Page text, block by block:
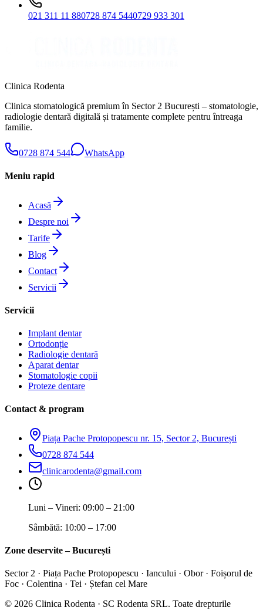
021 311 11 880728 874 5440729 933 301
Clinica Rodenta
Clinica stomatologică premium în Sector 2 București – stomatologie,
radiologie dentară digitală și tratamente complete pentru întreaga
familie.
0728 874 544 WhatsApp
Meniu rapid
Acasă
Despre noi
Tarife
Blog
Contact
Servicii
Servicii
Implant dentar
Ortodonție
Radiologie dentară
Aparat dentar
Stomatologie copii
Proteze dentare
Contact & program
Piața Pache Protopopescu nr. 15, Sector 2, București
0728 874 544
clinicarodenta@gmail.com
Luni – Vineri: 09:00 – 21:00
Sâmbătă: 10:00 – 17:00
Zone deservite – București
Sector 2 · Piața Pache Protopopescu · Iancului · Obor · Foișorul de
Foc · Colentina · Tei · Ștefan cel Mare
© 2026 Clinica Rodenta · SC Rodenta SRL. Toate drepturile